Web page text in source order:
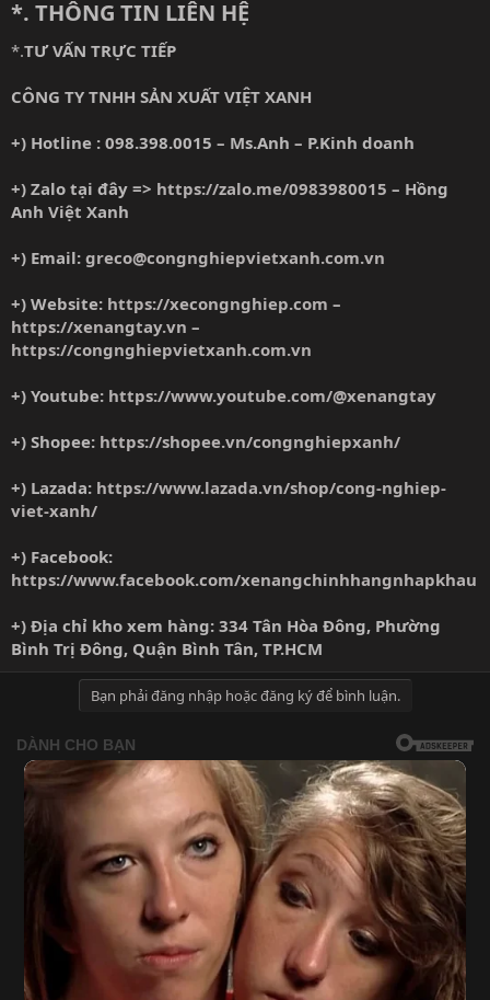
*. THÔNG TIN LIÊN HỆ
*.TƯ VẤN TRỰC TIẾP
CÔNG TY TNHH SẢN XUẤT VIỆT XANH
+) Hotline : 098.398.0015 – Ms.Anh – P.Kinh doanh
+) Zalo tại đây => https://zalo.me/0983980015 – Hồng
Anh Việt Xanh
+) Email: greco@congnghiepvietxanh.com.vn
+) Website: https://xecongnghiep.com –
https://xenangtay.vn –
https://congnghiepvietxanh.com.vn
+) Youtube: https://www.youtube.com/@xenangtay
+) Shopee: https://shopee.vn/congnghiepxanh/
+) Lazada: https://www.lazada.vn/shop/cong-nghiep-
viet-xanh/
+) Facebook:
https://www.facebook.com/xenangchinhhangnhapkhau
+) Địa chỉ kho xem hàng: 334 Tân Hòa Đông, Phường
Bình Trị Đông, Quận Bình Tân, TP.HCM
Bạn phải đăng nhập hoặc đăng ký để bình luận.